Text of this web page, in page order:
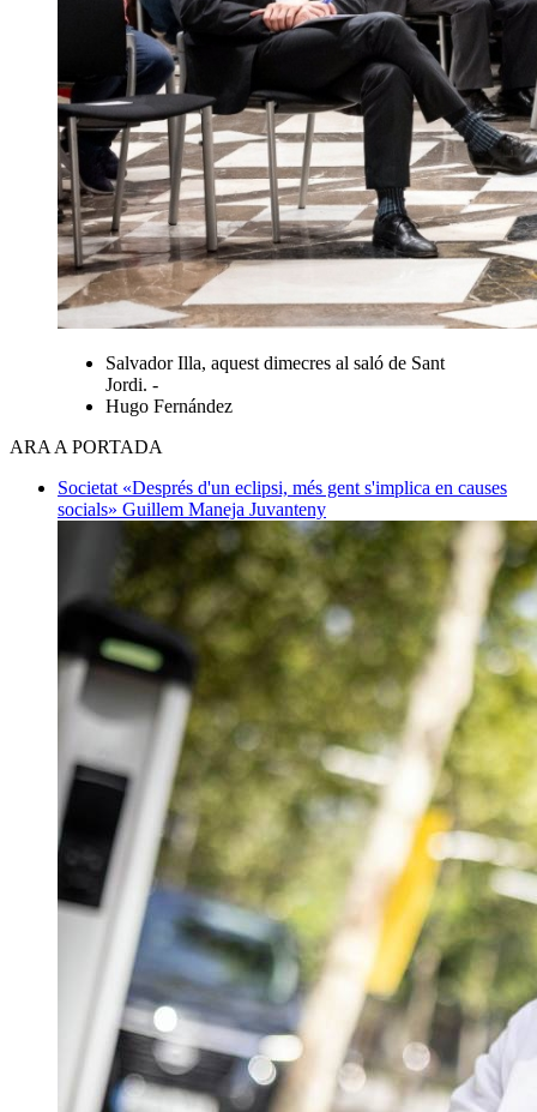
Salvador Illa, aquest dimecres al saló de Sant
Jordi. -
Hugo Fernández
ARA A PORTADA
Societat «Després d'un eclipsi, més gent s'implica en causes
socials» Guillem Maneja Juvanteny